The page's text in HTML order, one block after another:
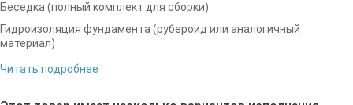
Беседка (полный комплект для сборки)
Гидроизоляция фундамента (рубероид или аналогичный
материал)
Читать подробнее